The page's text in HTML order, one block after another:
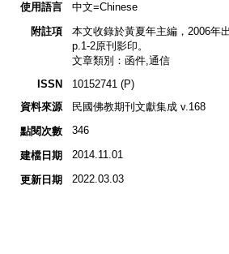
使用語言
中文=Chinese
附註項
本文收錄於黃夏年主編，2006年
p.1-2原刊影印。
文章類別：函件,通信
ISSN
10152741 (P)
資料來源
民國佛教期刊文獻集成 v.168
點閱次數
346
建檔日期 2014.11.01
更新日期 2022.03.03